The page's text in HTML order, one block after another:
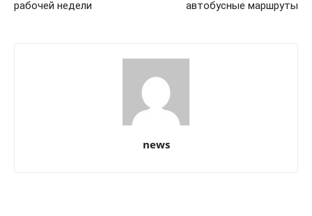
рабочей недели
автобусные маршруты
news